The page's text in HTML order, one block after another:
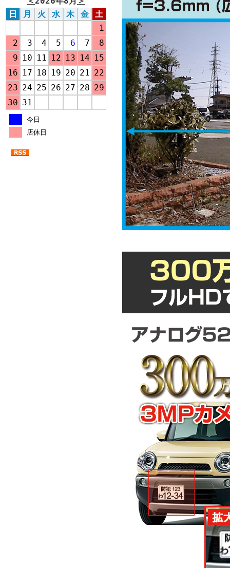
日
月 火 水 木 金
土
1
2
3 4 5 6 7
8
9 10 11 12 13 14 15
16 17 18 19 20 21 22
23 24 25 26 27 28 29
30 31
今日
店休日